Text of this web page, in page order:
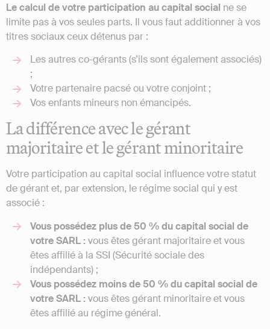
Le calcul de votre participation au capital social ne se
limite pas à vos seules parts. Il vous faut additionner à vos
titres sociaux ceux détenus par :
Les autres co-gérants (s’ils sont également associés)
;
Votre partenaire pacsé ou votre conjoint ;
Vos enfants mineurs non émancipés.
La différence avec le gérant
majoritaire et le gérant minoritaire
Votre participation au capital social influence votre statut
de gérant et, par extension, le régime social qui y est
associé :
Vous possédez plus de 50 % du capital social de
votre SARL : vous êtes gérant majoritaire et vous
êtes affilié à la SSI (Sécurité sociale des
indépendants) ;
Vous possédez moins de 50 % du capital social de
votre SARL : vous êtes gérant minoritaire et vous
êtes affilié au régime général.